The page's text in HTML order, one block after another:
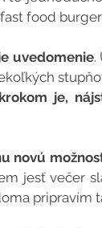
food
uvedomenie.
je,
novú
jesť večer
pripravím